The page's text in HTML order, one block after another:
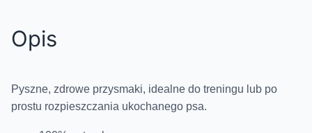
Opis
Pyszne, zdrowe przysmaki, idealne do treningu lub po
prostu rozpieszczania ukochanego psa.